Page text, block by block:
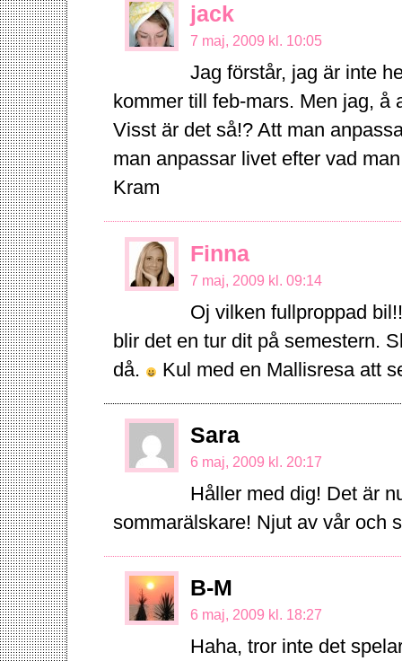
jack
7 maj, 2009 kl. 10:05
Jag förstår, jag är inte
kommer till feb-mars. Men jag,
Visst är det så!? Att man
man anpassar livet efter vad
Kram
Finna
7 maj, 2009 kl. 09:14
Oj vilken fullproppad
blir det en tur dit på semestern.
då.
Kul med en Mallisresa att
Sara
6 maj, 2009 kl. 20:17
Håller med dig! Det är
sommarälskare! Njut av vår och
B-M
6 maj, 2009 kl. 18:27
Haha, tror inte det